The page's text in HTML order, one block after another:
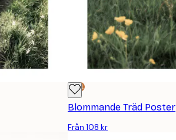
DEAL
Blommande Träd Poster
Från 108 kr